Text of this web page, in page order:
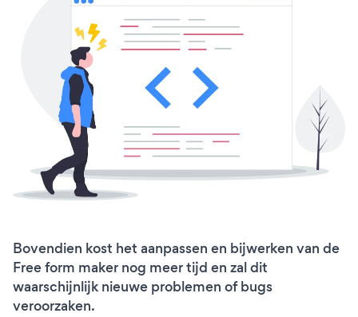
Bovendien kost het aanpassen en bijwerken van de
Free form maker nog meer tijd en zal dit
waarschijnlijk nieuwe problemen of bugs
veroorzaken.